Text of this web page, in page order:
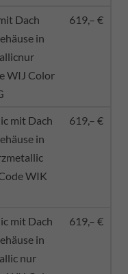
Dach
in
WIJ Color
619,– €
mit Dach
in
WIK
619,– €
mit Dach
in
nur
619,– €